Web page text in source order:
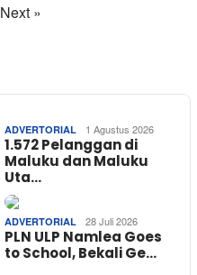
Next »
ADVERTORIAL 1 Agustus 2026
1.572 Pelanggan di
Maluku dan Maluku
Uta…
ADVERTORIAL 28 Juli 2026
PLN ULP Namlea Goes
to School, Bekali Ge…